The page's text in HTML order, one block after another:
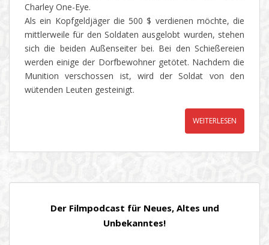
Charley One-Eye.
Als ein Kopfgeldjäger die 500 $ verdienen möchte, die
mittlerweile für den Soldaten ausgelobt wurden, stehen
sich die beiden Außenseiter bei. Bei den Schießereien
werden einige der Dorfbewohner getötet. Nachdem die
Munition verschossen ist, wird der Soldat von den
wütenden Leuten gesteinigt.
WEITERLESEN
Der Filmpodcast für Neues, Altes und
Unbekanntes!